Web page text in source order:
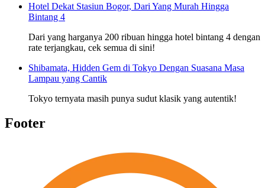
Hotel Dekat Stasiun Bogor, Dari Yang Murah Hingga
Bintang 4
Dari yang harganya 200 ribuan hingga hotel bintang 4 dengan
rate terjangkau, cek semua di sini!
Shibamata, Hidden Gem di Tokyo Dengan Suasana Masa
Lampau yang Cantik
Tokyo ternyata masih punya sudut klasik yang autentik!
Footer